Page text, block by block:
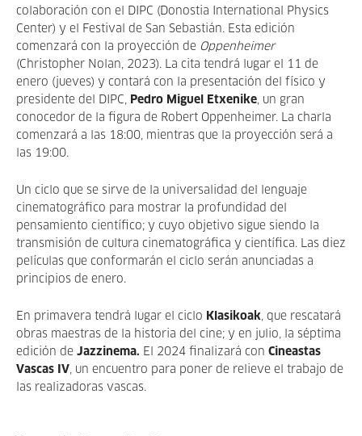
colaboración con el DIPC (Donostia International Physics
Center) y el Festival de San Sebastián. Esta edición
comenzará con la proyección de Oppenheimer
(Christopher Nolan, 2023). La cita tendrá lugar el 11 de
enero (jueves) y contará con la presentación del físico y
presidente del DIPC, Pedro Miguel Etxenike, un gran
conocedor de la figura de Robert Oppenheimer. La charla
comenzará a las 18:00, mientras que la proyección será a
las 19:00.
Un ciclo que se sirve de la universalidad del lenguaje
cinematográfico para mostrar la profundidad del
pensamiento científico; y cuyo objetivo sigue siendo la
transmisión de cultura cinematográfica y científica. Las diez
películas que conformarán el ciclo serán anunciadas a
principios de enero.
En primavera tendrá lugar el ciclo Klasikoak, que rescatará
obras maestras de la historia del cine; y en julio, la séptima
edición de Jazzinema. El 2024 finalizará con Cineastas
Vascas IV, un encuentro para poner de relieve el trabajo de
las realizadoras vascas.